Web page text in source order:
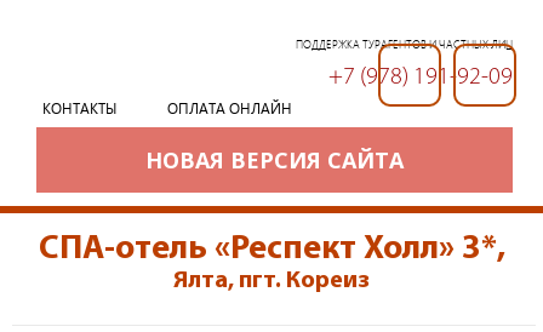
НОВАЯ ВЕРСИЯ САЙТА
КОНТАКТЫ ОПЛАТА ОНЛАЙН
ПОДДЕРЖКА ТУРАГЕНТОВ И ЧАСТНЫХ ЛИЦ
+7 (978) 191-92-09
СПА-отель «Респект Холл» 3*,
Ялта, пгт. Кореиз